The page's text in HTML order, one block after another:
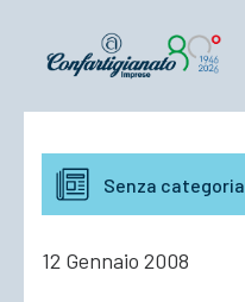
Notizie e Documenti
Confartigianato
Senza categoria
12 Gennaio 2008